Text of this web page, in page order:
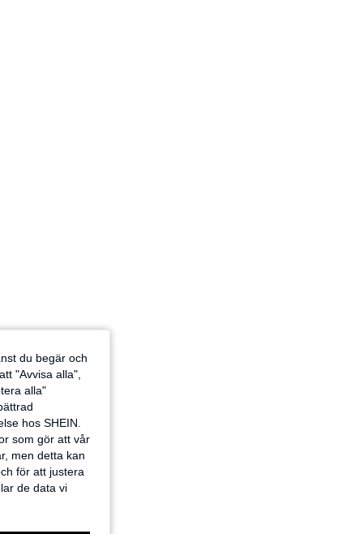
du begär och
"Avvisa alla",
alla"
hos SHEIN.
som gör att vår
men detta kan
för att justera
de data vi